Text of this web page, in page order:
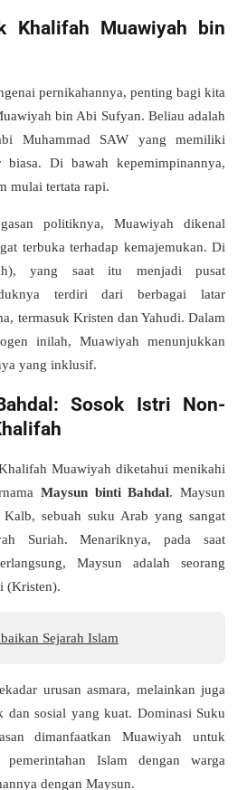
Khalifah Muawiyah bin
pernikahannya, penting bagi kita
bin Abi Sufyan. Beliau adalah
Muhammad SAW yang memiliki
Di bawah kepemimpinannya,
mulai tertata rapi.
politiknya, Muawiyah dikenal
terbuka terhadap kemajemukan. Di
yang saat itu menjadi pusat
terdiri dari berbagai latar
termasuk Kristen dan Yahudi. Dalam
inilah, Muawiyah menunjukkan
yang inklusif.
Sosok Istri Non-
Muawiyah diketahui menikahi
Maysun binti Bahdal. Maysun
sebuah suku Arab yang sangat
Suriah. Menariknya, pada saat
Maysun adalah seorang
(Kristen).
Sejarah Islam
urusan asmara, melainkan juga
sosial yang kuat. Dominasi Suku
dimanfaatkan Muawiyah untuk
pemerintahan Islam dengan warga
dengan Maysun.